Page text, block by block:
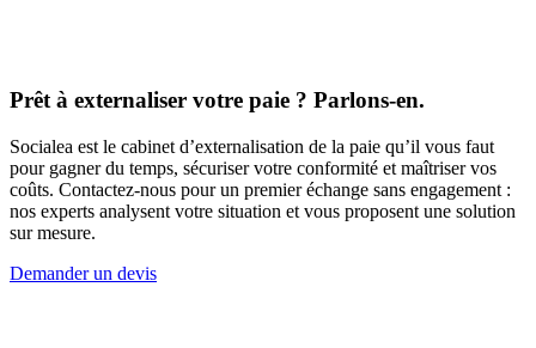
Prêt à externaliser votre paie ? Parlons-en.
Socialea est le cabinet d’externalisation de la paie qu’il vous faut
pour gagner du temps, sécuriser votre conformité et maîtriser vos
coûts. Contactez-nous pour un premier échange sans engagement :
nos experts analysent votre situation et vous proposent une solution
sur mesure.
Demander un devis